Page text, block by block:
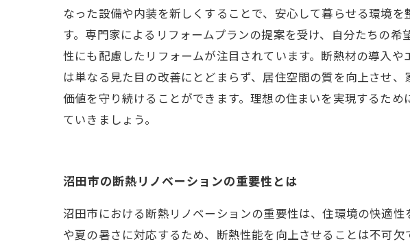
なった設備や内装を新しくすることで、安心して暮らせる環境
す。専門家によるリフォームプランの提案を受け、自分たちの
性にも配慮したリフォームが注目されています。断熱材の導入
は単なる見た目の改善にとどまらず、居住空間の質を向上させ
価値を守り続けることができます。理想の住まいを実現するた
ていきましょう。
沼田市の断熱リノベーションの重要性とは
沼田市における断熱リノベーションの重要性は、住環境の快適
や夏の暑さに対応するため、断熱性能を向上させることは不可